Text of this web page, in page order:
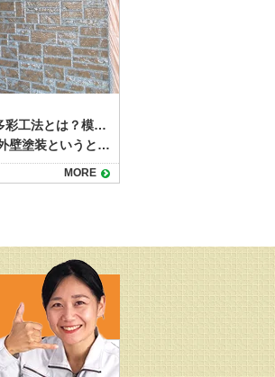
外壁塗装で個性を演出する多彩工法とは？模様仕上げの魅力と特徴
２０２６年８月４日 公開 外壁塗装というと「単色で塗るだけ」というイメージを持つ人も多いですが、近年は色だけでなく模様をつける塗装も人気を集めています。 その代表的な塗装方法が「多彩工法」です。色と質感を組み合わせた独自の仕上がりが得られ、住まいの印象を大きく変えることができます。 目次多彩工法とは多彩工法のメリット高級感と個性を演出デザインの自由度が高い既存外壁の質感を活かせる汚れが目立ちにくい多彩工法の施工方法仕上がりのバリエーション注意点と費用の目安京都・滋賀で多彩工法なら塗り達にお任せ！ 多彩工法とは 多彩工法とは、２色又は３色の組み合わせ、自然な陰影をつけながら仕上げる塗装方法です。ベースとなる色の上から、粒状の塗料や異なる色の塗材を重ねることで、深みや立体感のある模様を作り出します。 サイディング外壁の凹凸を活かす施工方法なので、元々ある柄を以下shながら塗装したり、天然石調やレンガ調など高級感を演出することも可能です。 ▶多彩工法プラン 多彩工法のメリット 多彩工法を使った塗装には様々なメリットがあります。仕上がりの美しさだけではなくもちろん塗装工事としての耐久性もばっちりあります。 高級感と個性を演出 光の当たり方や見る角度によって表情が変わり、単色塗装では得られない高級感が生まれます。 #gallery-1 { margin: auto; } #gallery-1 .gallery-item { float: left; margin-top: 10px; text-align: center; width: 50%; } #gallery-1 img { border: 2px solid #cfcfcf; } #gallery-1 .gallery-caption { margin-left: 0; } /* see gallery_shortcode() in wp-includes/media.php */ 施工前 施工後 デザインの自由度が高い 色の組み合わせや粒の大きさ、模様の出し方などを調整できるため、周囲の家と差別化しやすくなります。 既存外壁の質感を活かせる サイディングの模様を残したまま色だけを変える「クリヤー仕上げ」や、上から模様を重ねる方法もあり、リフォームでも新築のような仕上がりにできます。 汚れが目立ちにくい 多色使いのため、雨だれや埃などの汚れが単色よりも目立ちにくいという特徴があります。 多彩工法の施工方法 多彩工法は特殊な専用ローラーを使って、多彩工法専用塗料を塗っていく施工方法です。 施工には通常の塗装よりも技術が必要で、塗料の販売元であるスズカファインの認定施工店でしか施工できない工法です。多彩工法をご希望の場合は、経験豊富な職人が在籍する認定施工店に依頼することが重要です。 仕上がりのバリエーション 多彩工法には、２色又は３色仕上げ、色の組み合わせによって天然石風・砂壁風・チップ入り・グラデーション調などさまざまなパターンがあります。 例えば、ベージュ系のベースにブラウンやホワイトのチップを加えると落ち着いた印象に、グレー系にブルーの粒を混ぜるとモダンな雰囲気になります。色の組み合わせ次第で和風にも洋風にも対応可能です。 注意点と費用の目安 多彩工法は通常の単色塗装よりも工程や材料が増えるため、費用は1.2〜1.5倍程度になる場合があります。 また、部分補修の際には模様を再現する必要があるため、同じ職人や塗料を使うことが望ましいでしょう。 玄関周りや外塀だけなど一部分への施工も可能です。認定施工店にぜひご相談ください。 ▶多彩工法の施工事例はこちら 京都・滋賀で多彩工法なら塗り達にお任せ！ 外壁塗装の模様仕上げ、とくに多彩工法は、住まいの個性を引き立てる魅力的な方法です。高級感やデザイン性を求める方にはぴったりの工法ですが、仕上がりの満足度は職人の腕に大きく左右されます。施工事例を確認しながら、自分の家に合ったデザインを検討することが大切です。 京都・滋賀で多彩工法をご希望なら、認定施工店の塗り達にご相談ください！施工実績も多数あります！
MORE